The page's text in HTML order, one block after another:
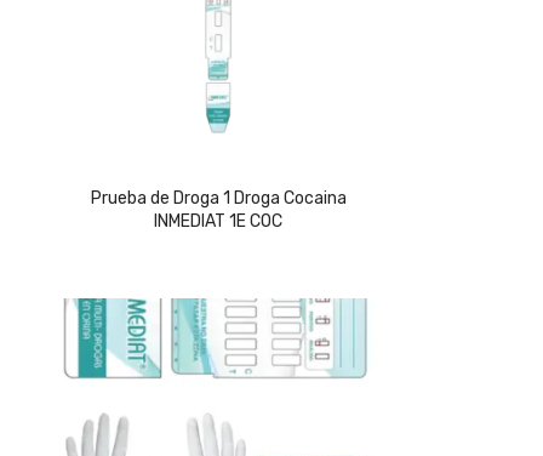
Prueba de Droga 1 Droga Cocaina
INMEDIAT 1E COC